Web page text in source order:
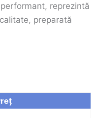
reprezintă
preparată